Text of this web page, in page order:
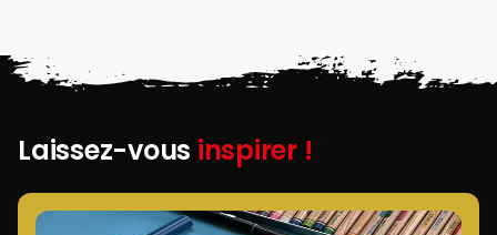
Laissez-vous inspirer !